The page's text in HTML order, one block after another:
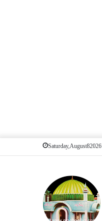
Saturday, August 8 2026